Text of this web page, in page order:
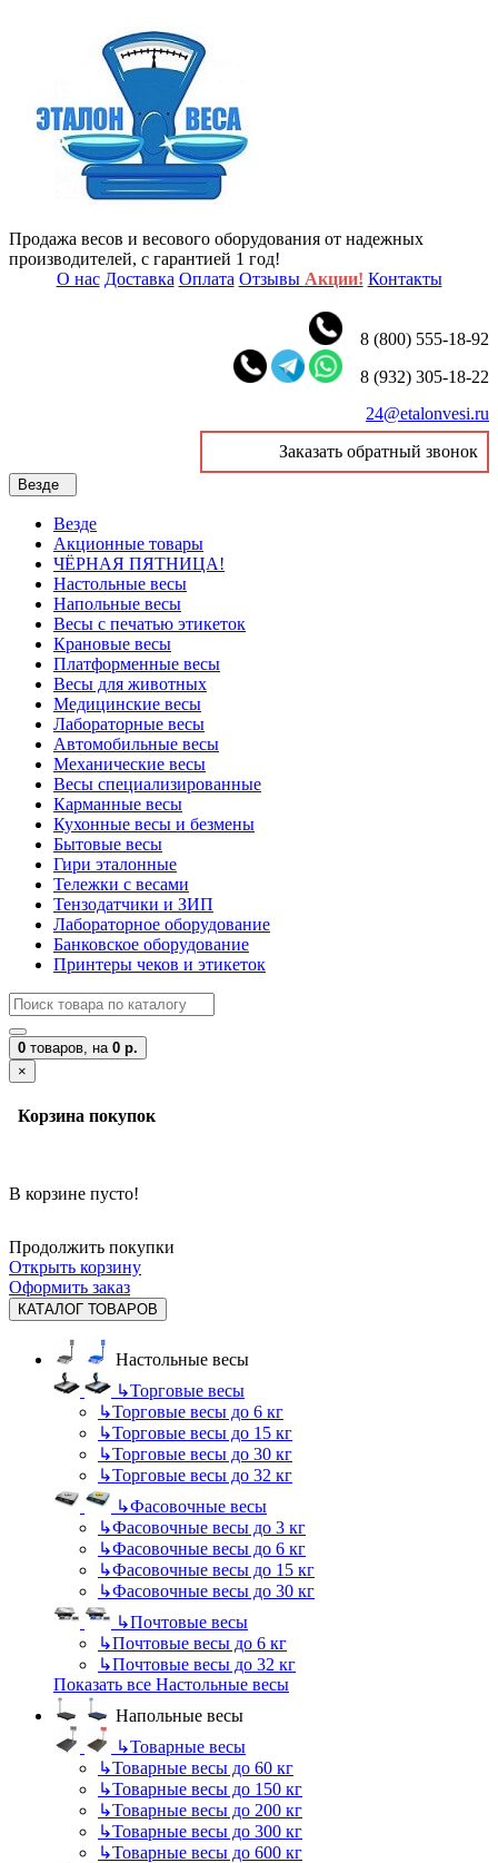
Продажа весов и весового оборудования от надежных
производителей, с гарантией 1 год!
О нас Доставка Оплата Отзывы Акции! Контакты
8 (800) 555-18-92
8 (932) 305-18-22
24@etalonvesi.ru
Заказать обратный звонок
Везде
Везде
Акционные товары
ЧЁРНАЯ ПЯТНИЦА!
Настольные весы
Напольные весы
Весы с печатью этикеток
Крановые весы
Платформенные весы
Весы для животных
Медицинские весы
Лабораторные весы
Автомобильные весы
Механические весы
Весы специализированные
Карманные весы
Кухонные весы и безмены
Бытовые весы
Гири эталонные
Тележки с весами
Тензодатчики и ЗИП
Лабораторное оборудование
Банковское оборудование
Принтеры чеков и этикеток
0 товаров, на 0 р.
×
Корзина покупок
В корзине пусто!
Продолжить покупки
Открыть корзину
Оформить заказ
КАТАЛОГ ТОВАРОВ
Настольные весы
↳Торговые весы
↳Торговые весы до 6 кг
↳Торговые весы до 15 кг
↳Торговые весы до 30 кг
↳Торговые весы до 32 кг
↳Фасовочные весы
↳Фасовочные весы до 3 кг
↳Фасовочные весы до 6 кг
↳Фасовочные весы до 15 кг
↳Фасовочные весы до 30 кг
↳Почтовые весы
↳Почтовые весы до 6 кг
↳Почтовые весы до 32 кг
Показать все Настольные весы
Напольные весы
↳Товарные весы
↳Товарные весы до 60 кг
↳Товарные весы до 150 кг
↳Товарные весы до 200 кг
↳Товарные весы до 300 кг
↳Товарные весы до 600 кг